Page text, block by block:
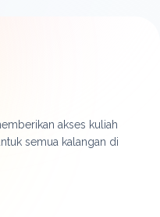
akses kuliah
semua kalangan di